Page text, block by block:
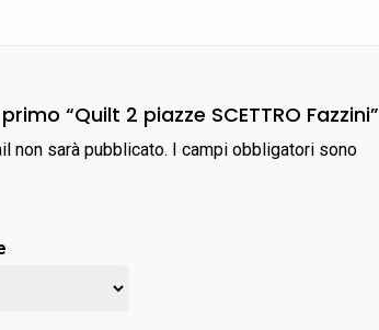
“Quilt 2 piazze SCETTRO Fazzini”
non sarà pubblicato. I campi obbligatori sono